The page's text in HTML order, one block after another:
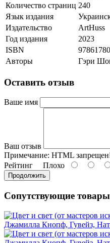
Количество страниц 240
Язык издания
Издательство
ArtHuss
Год издания
2023
ISBN
Авторы
Гэри
Оставить отзыв
Ваше имя
Ваш отзыв
Примечание: HTML
Рейтинг Плохо
Продолжить
Сопутствующие товары